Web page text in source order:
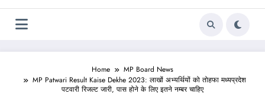
Home
MP Board News
MP Patwari Result Kaise Dekhe 2023: लाखों अभ्यर्थियों को तोहफा मध्यप्रदेश
पटवारी रिजल्ट जारी, पास होने के लिए इतने नम्बर चाहिए